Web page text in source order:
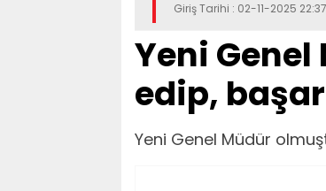
Giriş Tarihi : 02-11-2025 22:37
Yeni
edip,
Yeni Genel Müdür